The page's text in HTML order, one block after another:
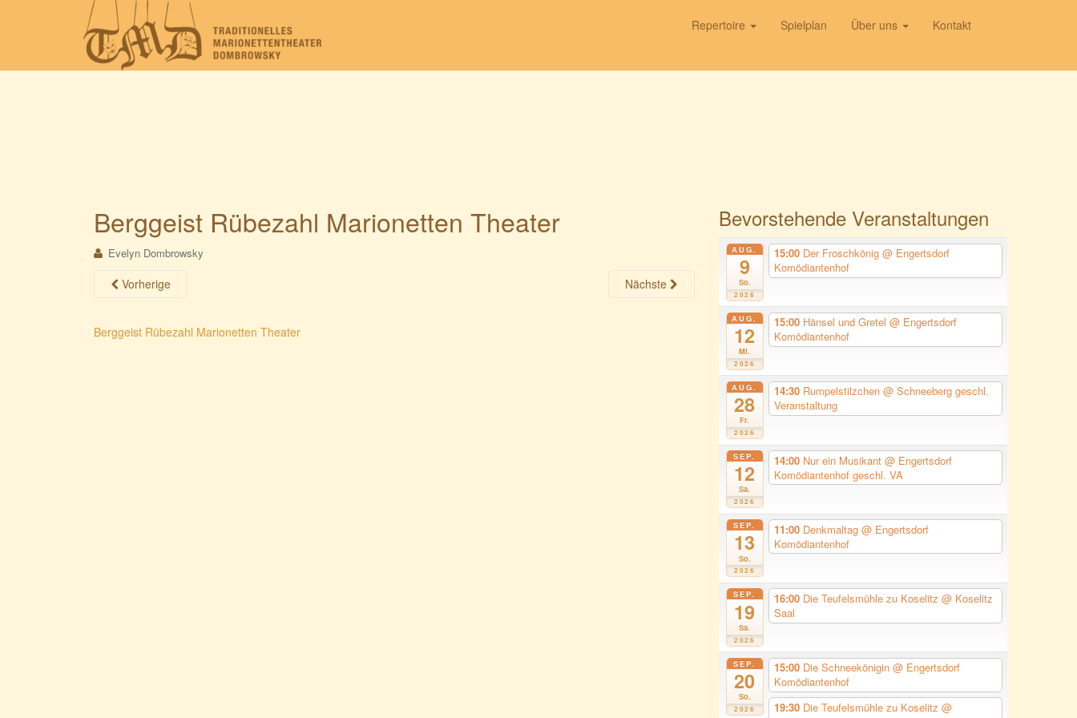
Repertoire Spielplan Über uns Kontakt
Berggeist Rübezahl Marionetten Theater
Evelyn Dombrowsky
Vorherige Nächste
Berggeist Rübezahl Marionetten Theater
Bevorstehende Veranstaltungen
AUG.
9
So.
2026
15:00 Der Froschkönig @ Engertsdorf
Komödiantenhof
AUG.
12
Mi.
2026
15:00 Hänsel und Gretel @ Engertsdorf
Komödiantenhof
AUG.
28
Fr.
2026
14:30 Rumpelstilzchen @ Schneeberg geschl.
Veranstaltung
SEP.
12
Sa.
2026
14:00 Nur ein Musikant @ Engertsdorf
Komödiantenhof geschl. VA
SEP.
13
So.
2026
11:00 Denkmaltag @ Engertsdorf
Komödiantenhof
SEP.
19
Sa.
2026
16:00 Die Teufelsmühle zu Koselitz @ Koselitz
Saal
SEP.
20
So.
2026
15:00 Die Schneekönigin @ Engertsdorf
Komödiantenhof
19:30 Die Teufelsmühle zu Koselitz @